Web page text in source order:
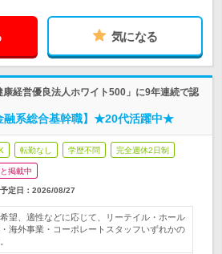
気になる
康経営優良法人ホワイト500」に9年連続で認
融系総合基幹職】★20代活躍中★
転勤なし 学歴不問 完全週休2日制
掲載中
定日： 2026/08/27
望、適性などに応じて、リーテイル・ホール
海外事業・コーポレートスタッフいずれかの